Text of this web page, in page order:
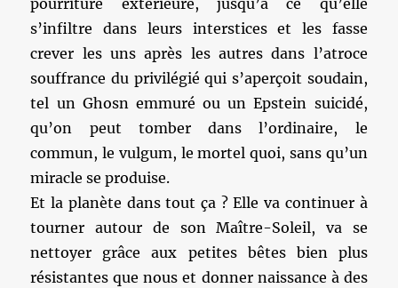
pourriture extérieure, jusqu’à ce qu’elle
s’infiltre dans leurs interstices et les fasse
crever les uns après les autres dans l’atroce
souffrance du privilégié qui s’aperçoit soudain,
tel un Ghosn emmuré ou un Epstein suicidé,
qu’on peut tomber dans l’ordinaire, le
commun, le vulgum, le mortel quoi, sans qu’un
miracle se produise.
Et la planète dans tout ça ? Elle va continuer à
tourner autour de son Maître-Soleil, va se
nettoyer grâce aux petites bêtes bien plus
résistantes que nous et donner naissance à des